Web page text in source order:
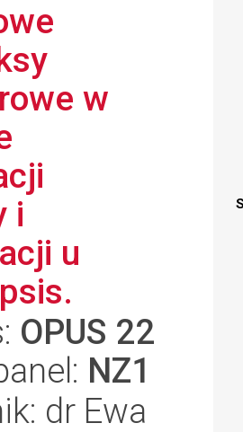
w
i
u
OPUS 22
NZ1
dr Ewa